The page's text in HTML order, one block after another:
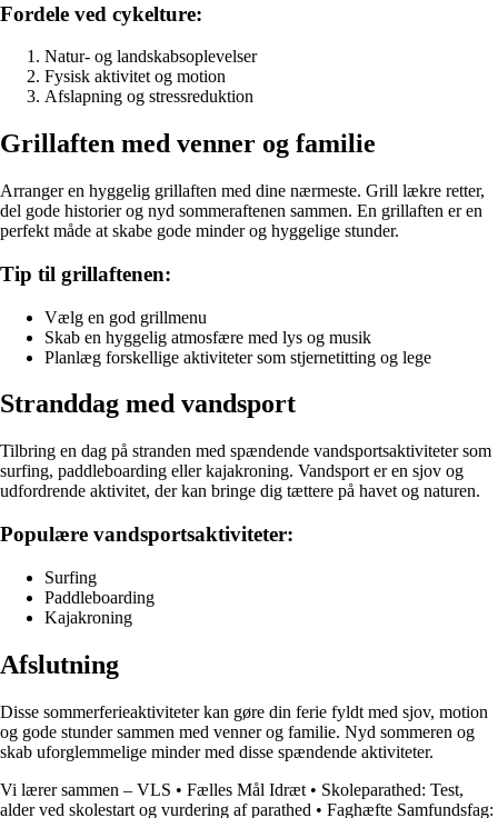
Fordele ved cykelture:
Natur- og landskabsoplevelser
Fysisk aktivitet og motion
Afslapning og stressreduktion
Grillaften med venner og familie
Arranger en hyggelig grillaften med dine nærmeste. Grill lækre retter,
del gode historier og nyd sommeraftenen sammen. En grillaften er en
perfekt måde at skabe gode minder og hyggelige stunder.
Tip til grillaftenen:
Vælg en god grillmenu
Skab en hyggelig atmosfære med lys og musik
Planlæg forskellige aktiviteter som stjernetitting og lege
Stranddag med vandsport
Tilbring en dag på stranden med spændende vandsportsaktiviteter som
surfing, paddleboarding eller kajakroning. Vandsport er en sjov og
udfordrende aktivitet, der kan bringe dig tættere på havet og naturen.
Populære vandsportsaktiviteter:
Surfing
Paddleboarding
Kajakroning
Afslutning
Disse sommerferieaktiviteter kan gøre din ferie fyldt med sjov, motion
og gode stunder sammen med venner og familie. Nyd sommeren og
skab uforglemmelige minder med disse spændende aktiviteter.
Vi lærer sammen – VLS • Fælles Mål Idræt • Skoleparathed: Test,
alder ved skolestart og vurdering af parathed • Faghæfte Samfundsfag: